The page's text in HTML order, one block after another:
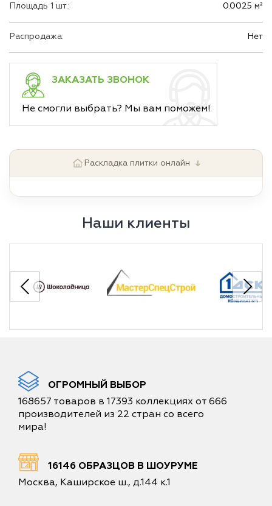
Площадь 1 шт.: 0.0025 м²
Распродажа: Нет
ЗАКАЗАТЬ ЗВОНОК
Не смогли выбрать? Мы вам поможем!
Раскладка плитки онлайн ↓
Наши клиенты
ОГРОМНЫЙ ВЫБОР
168657 товаров в 17393 коллекциях от 666
производителей из 22 стран со всего
мира!
16146 ОБРАЗЦОВ В ШОУРУМЕ
Москва, Каширское ш., д.144 к.1